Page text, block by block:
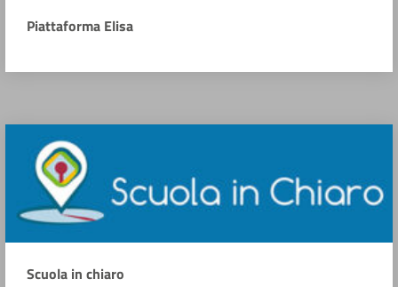
Piattaforma Elisa
Scuola in chiaro